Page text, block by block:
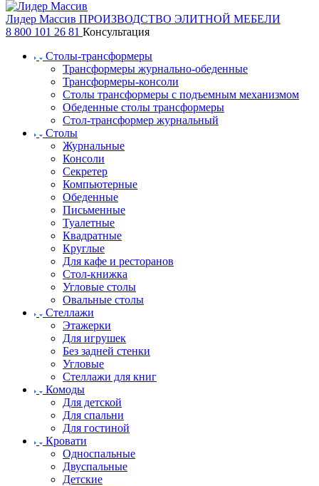
Лидер Массив ПРОИЗВОДСТВО ЭЛИТНОЙ МЕБЕЛИ
8 800 101 26 81 Консультация
Столы-трансформеры
Трансформеры журнально-обеденные
Трансформеры-консоли
Столы трансформеры с подъемным механизмом
Обеденные столы трансформеры
Стол-трансформер журнальный
Столы
Журнальные
Консоли
Секретер
Компьютерные
Обеденные
Письменные
Туалетные
Квадратные
Круглые
Для кафе и ресторанов
Стол-книжка
Угловые столы
Овальные столы
Стеллажи
Этажерки
Для игрушек
Без задней стенки
Угловые
Стеллажи для книг
Комоды
Для детской
Для спальни
Для гостиной
Кровати
Односпальные
Двуспальные
Детские